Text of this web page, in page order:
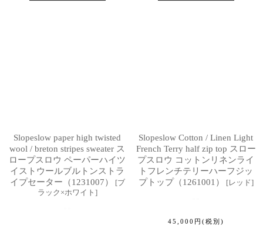
Slopeslow paper high twisted
wool / breton stripes sweater ス
ロープスロウ ペーパーハイツ
イストウールブルトンストラ
イプセーター（1231007）
[ブ
ラック×ホワイト ]
Slopeslow Cotton / Linen Light
French Terry half zip top スロー
プスロウ コットンリネンライ
トフレンチテリーハーフジッ
プトップ（1261001）
[レッド]
45,000 円 (税別)